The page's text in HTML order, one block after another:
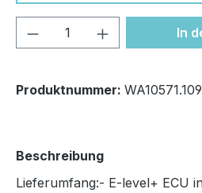
Produkt Anzahl: Gib
In
Produktnummer:
Beschreibung
Lieferumfang:- E-level+ ECU